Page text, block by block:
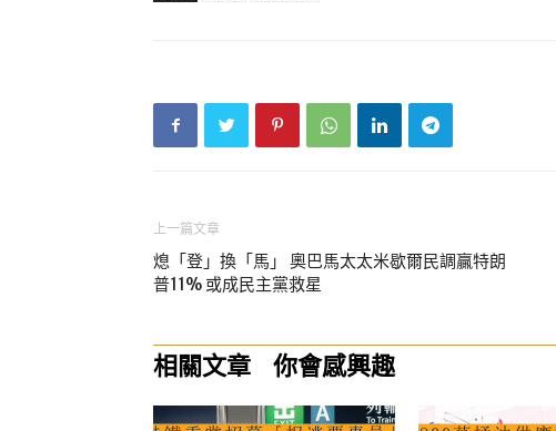
上一篇文章
熄「登」換「馬」 奧巴馬太太米歇爾民調贏特朗
普11% 或成民主黨救星
相關文章 你會感興趣